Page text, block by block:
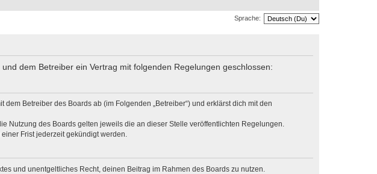
Sprache:
dem Betreiber ein Vertrag mit folgenden Regelungen geschlossen:
dem Betreiber des Boards ab (im Folgenden „Betreiber“) und erklärst dich mit den
Nutzung des Boards gelten jeweils die an dieser Stelle veröffentlichten Regelungen.
Frist jederzeit gekündigt werden.
und unentgeltliches Recht, deinen Beitrag im Rahmen des Boards zu nutzen.